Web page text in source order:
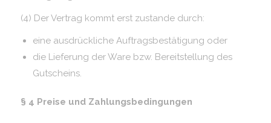
(4) Der Vertrag kommt erst zustande durch:
eine ausdrückliche Auftragsbestätigung oder
die Lieferung der Ware bzw. Bereitstellung des
Gutscheins.
§ 4 Preise und Zahlungsbedingungen